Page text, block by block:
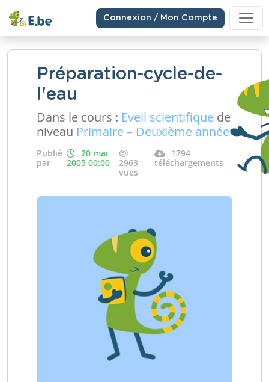
Connexion / Mon Compte
Préparation-cycle-de-
l'eau
Dans le cours : Eveil scientifique de
niveau Primaire – Deuxième année
Publié
par
20 mai
2005 00:00
2963
vues
1794
téléchargements